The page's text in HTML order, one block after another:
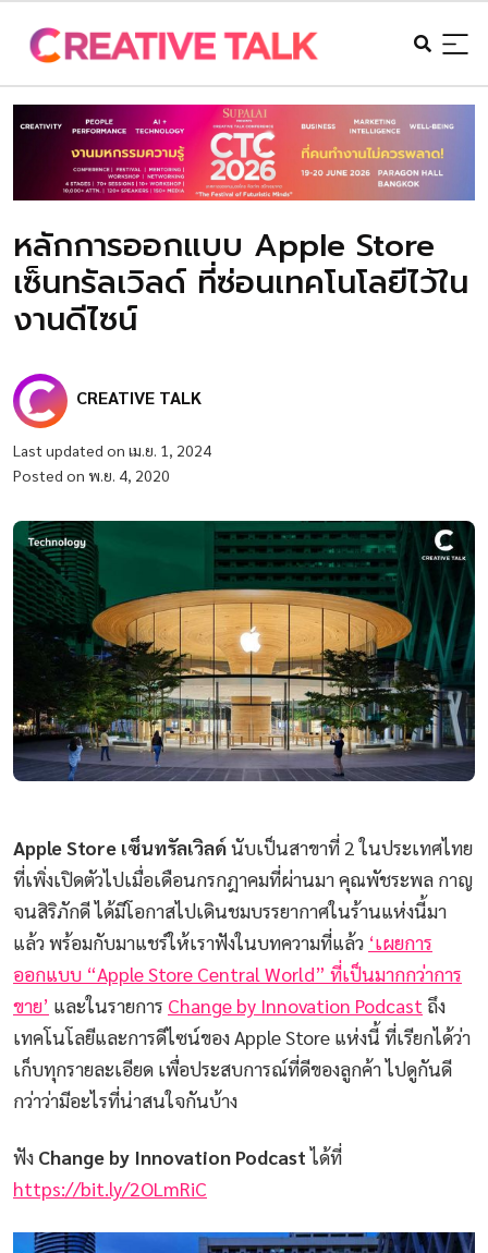
หลักการออกแบบ Apple Store
เซ็นทรัลเวิลด์ ที่ซ่อนเทคโนโลยีไว้ใน
งานดีไซน์
CREATIVE TALK
Last updated on เม.ย. 1, 2024
Posted on พ.ย. 4, 2020
Apple Store เซ็นทรัลเวิลด์นับเป็นสาขาที่ 2 ในประเทศไทย
ที่เพิ่งเปิดตัวไปเมื่อเดือนกรกฎาคมที่ผ่านมา คุณพัชระพล กาญ
จนสิริภักดี ได้มีโอกาสไปเดินชมบรรยากาศในร้านแห่งนี้มา
แล้ว พร้อมกับมาแชร์ให้เราฟังในบทความที่แล้ว ‘เผยการ
ออกแบบ “Apple Store Central World” ที่เป็นมากกว่าการ
ขาย’ และในรายการ Change by Innovation Podcast ถึง
เทคโนโลยีและการดีไซน์ของ Apple Store แห่งนี้ ที่เรียกได้ว่า
เก็บทุกรายละเอียด เพื่อประสบการณ์ที่ดีของลูกค้า ไปดูกันดี
กว่าว่ามีอะไรที่น่าสนใจกันบ้าง
ฟัง Change by Innovation Podcastได้ที่
https://bit.ly/2OLmRiC